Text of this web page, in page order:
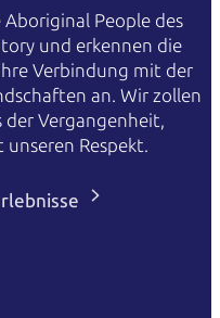
People des
und erkennen die
Verbindung mit der
an. Wir zollen
der Vergangenheit,
Respekt.